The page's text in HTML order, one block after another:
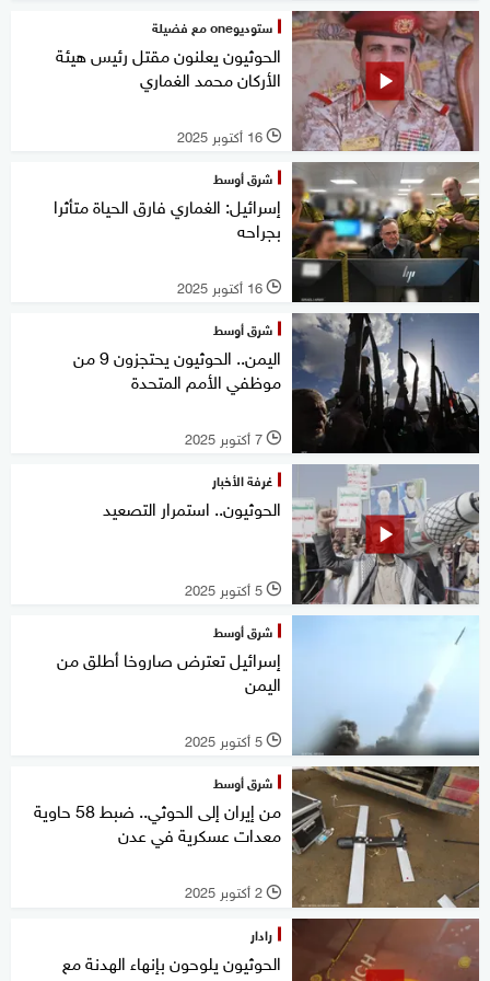
ستوديوone مع فضيلة
الحوثيون يعلنون مقتل رئيس هيئة
الأركان محمد الغماري
l 16 أكتوبر 2025
شرق أوسط
إسرائيل: الغماري فارق الحياة متأثرا
بجراحه
l 16 أكتوبر 2025
شرق أوسط
اليمن.. الحوثيون يحتجزون 9 من
موظفي الأمم المتحدة
l 7 أكتوبر 2025
غرفة الأخبار
الحوثيون.. استمرار التصعيد
l 5 أكتوبر 2025
شرق أوسط
إسرائيل تعترض صاروخا أطلق من
اليمن
l 5 أكتوبر 2025
شرق أوسط
من إيران إلى الحوثي.. ضبط 58 حاوية
معدات عسكرية في عدن
l 2 أكتوبر 2025
رادار
الحوثيون يلوحون بإنهاء الهدنة مع